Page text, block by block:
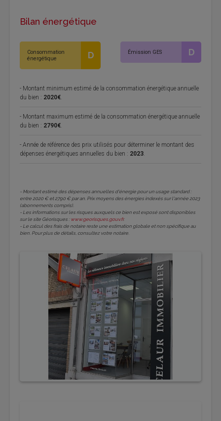
Bilan énergétique
Consommation
énergétique
D Émission GES D
- Montant minimum estimé de la consommation énergétique annuelle
du bien : 2020€.
- Montant maximum estimé de la consommation énergétique annuelle
du bien : 2790€.
- Année de référence des prix utilisés pour déterminer le montant des
dépenses énergétiques annuelles du bien : 2023.
- Montant estimé des dépenses annuelles d'énergie pour un usage standard :
entre 2020 € et 2790 € par an. Prix moyens des énergies indexés sur l'année 2023
(abonnements compris).
- Les informations sur les risques auxquels ce bien est exposé sont disponibles
sur le site Géorisques :www.georisques.gouv.fr.
- Le calcul des frais de notaire reste une estimation globale et non spécifique au
bien. Pour plus de détails, consultez votre notaire.